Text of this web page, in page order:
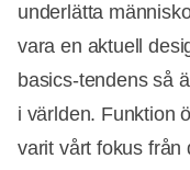
underlätta
vara en aktuell
basics-tendens så
i världen. Funktion
varit vårt fokus från